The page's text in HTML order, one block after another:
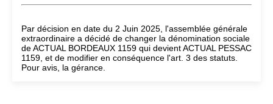
Par décision en date du 2 Juin 2025, l'assemblée générale
extraordinaire a décidé de changer la dénomination sociale
de ACTUAL BORDEAUX 1159 qui devient ACTUAL PESSAC
1159, et de modifier en conséquence l'art. 3 des statuts.
Pour avis, la gérance.